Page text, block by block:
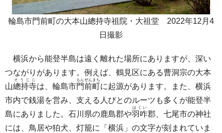
輪島市門前町の大本山總持寺祖院・大祖堂 2022年12月4
日撮影
横浜から能登半島は遠く離れた場所にありますが、深い
つながりがあります。例えば、鶴見区にある曹洞宗の大本
山總持寺
そうじじ
は、輪島市門前町
もんぜんまち
に起源があります。また、横浜
市内で銭湯を営み、支える人びとのルーツも多くが能登半
島にありました。石川県の鹿島郡や羽咋
はくい
郡、七尾市の神社
には、鳥居や狛犬、灯籠に「横浜」の文字が刻まれていま